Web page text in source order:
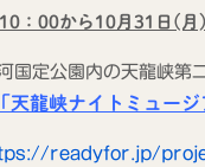
：00から10月31日(月
国定公園内の天龍峡第
「天龍峡ナイトミュージ
readyfor.jp/